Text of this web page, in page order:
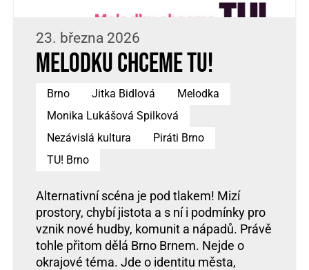
23. března 2026
Melodku chceme TU!
Brno Jitka Bidlová
Melodka
Monika Lukášová Spilková
Nezávislá kultura
Piráti Brno
TU! Brno
Alternativní scéna je pod tlakem! Mizí
prostory, chybí jistota a s ní i podmínky pro
vznik nové hudby, komunit a nápadů. Právě
tohle přitom dělá Brno Brnem. Nejde o
okrajové téma. Jde o identitu města,